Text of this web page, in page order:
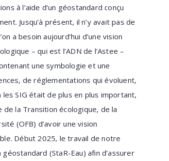
à l’aide d’un géostandard conçu
Jusqu’à présent, il n’y avait pas de
a besoin aujourd’hui d’une vision
– qui est l’ADN de l’Astee –
une symbologie et une
de réglementations qui évoluent,
SIG était de plus en plus important,
la Transition écologique, de la
(OFB) d’avoir une vision
Début 2025, le travail de notre
(StaR-Eau) afin d’assurer